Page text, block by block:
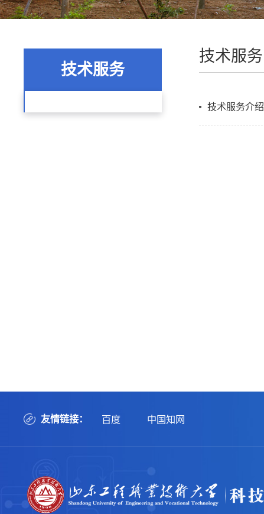
技术服务
技术服务
技术服务介绍
友情链接： 百度 中国知网